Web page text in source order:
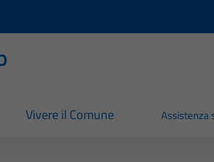
Vivere il Comune Assistenza